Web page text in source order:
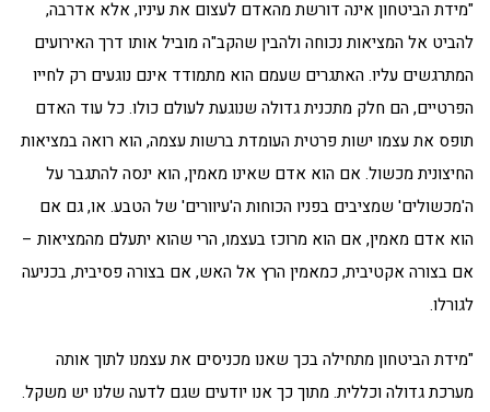
"מידת הביטחון אינה דורשת מהאדם לעצום את עיניו, אלא אדרבה,
להביט אל המציאות נכוחה ולהבין שהקב"ה מוביל אותו דרך האירועים
המתרגשים עליו. האתגרים שעמם הוא מתמודד אינם נוגעים רק לחייו
הפרטיים, הם חלק מתכנית גדולה שנוגעת לעולם כולו. כל עוד האדם
תופס את עצמו ישות פרטית העומדת ברשות עצמה, הוא רואה במציאות
החיצונית מכשול. אם הוא אדם שאינו מאמין, הוא ינסה להתגבר על
ה'מכשולים' שמציבים בפניו הכוחות ה'עיוורים' של הטבע. או, גם אם
הוא אדם מאמין, אם הוא מרוכז בעצמו, הרי שהוא יתעלם מהמציאות –
אם בצורה אקטיבית, כמאמין הרץ אל האש, אם בצורה פסיבית, בכניעה
לגורלו.
"מידת הביטחון מתחילה בכך שאנו מכניסים את עצמנו לתוך אותה
מערכת גדולה וכללית. מתוך כך אנו יודעים שגם לדעה שלנו יש משקל.